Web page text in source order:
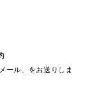
ール」をお送りしま